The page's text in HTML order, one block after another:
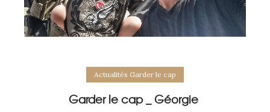
Actualités Garder le cap
Garder le cap _ Géorgie